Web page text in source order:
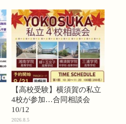
【高校受験】横須賀の私立
4校が参加…合同相談会
10/12
2026.8.5